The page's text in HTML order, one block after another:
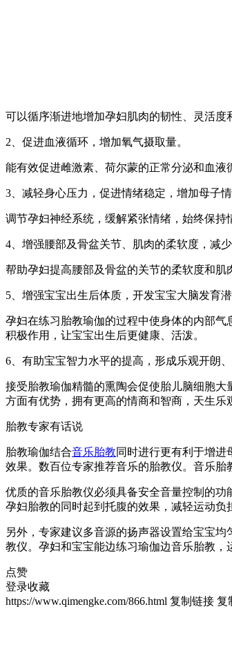
可以循序渐进地增加孕妇肌肉的韧性、灵活
2、促进血液循环，增加氧气摄取量。
能有效促进雌激素、荷尔蒙的正常分泌和血液
3、减轻身心压力，促进情绪稳定，增加母子
调节孕妇神经系统，缓解紧张情绪，始终保
4、增强腰部及骨盆关节、肌肉的柔软度，减少
帮助孕妇提高腰部及骨盆的关节的柔软度和肌
5、增强宝宝出生后体质，开发宝宝大脑发育潜
孕妇在练习胎教瑜伽的过程中使身体的内部
积极作用，让宝宝出生后更健康、活泼。
6、有助宝宝智力水平的提高，形成乐观开朗、
接受胎教瑜伽精髓的熏陶会促使胎儿脑细胞
方面有优势，拥有更高的情商和智商，天生乐
胎教专家有话说
胎教瑜伽结合音乐胎教同时进行更有利于增进
效果。数百位专家推荐音乐的胎教仪。音乐胎
优质的音乐胎教仪必须具备安全音量控制的
孕妇胎教的同时起到托腹的效果，减轻运动负
另外，专家建议多音源的扬声器设置给宝宝
教仪。孕妇和宝宝能边练习瑜伽边音乐胎教，
点赞
登录收藏
https://www.qimengke.com/866.html 复制链接 复